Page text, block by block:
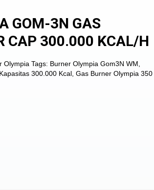
GOM-3N GAS
CAP 300.000 KCAL/H
Olympia Tags: Burner Olympia Gom3N WM
300.000 Kcal ,Gas Burner Olympia 350